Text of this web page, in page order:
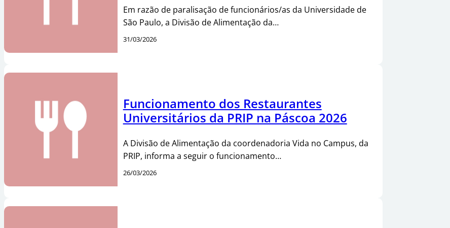
Em razão de paralisação de funcionários/as da Universidade de
São Paulo, a Divisão de Alimentação da…
31/03/2026
Funcionamento dos Restaurantes
Universitários da PRIP na Páscoa 2026
A Divisão de Alimentação da coordenadoria Vida no Campus, da
PRIP, informa a seguir o funcionamento…
26/03/2026